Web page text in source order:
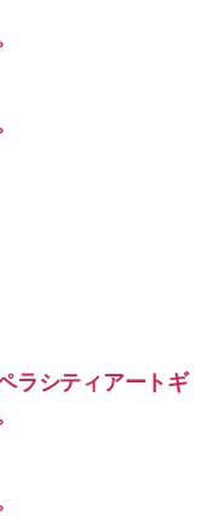
ラシティアートギ